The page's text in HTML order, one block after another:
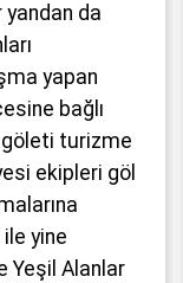
yandan da
yapan
bağlı
göleti turizme
ekipleri göl
yine
Yeşil Alanlar